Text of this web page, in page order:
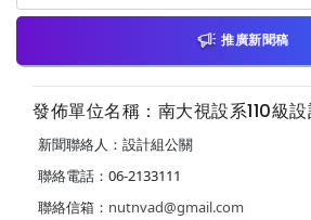
推廣新聞稿
發佈單位名稱：南大視設系110級
新聞聯絡人：設計組公關
聯絡電話：06-2133111
聯絡信箱： nutnvad@gmail.com